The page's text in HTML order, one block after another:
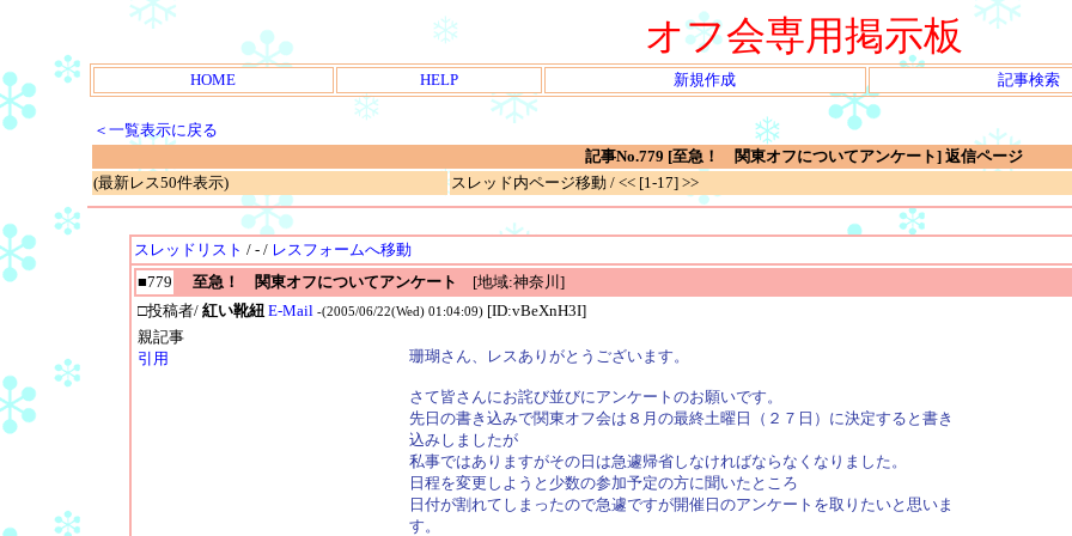
オフ会専用掲示板
HOME HELP 新規作成 記事検索
＜一覧表示に戻る
記事No.779 [至急！ 関東オフについてアンケート] 返信ページ
(最新レス50件表示)
スレッド内ページ移動 / << [1-17] >>
スレッドリスト / - / レスフォームへ移動
■779
至急！ 関東オフについてアンケート
[地域:神奈川]
□投稿者/ 紅い靴紐 E-Mail -(2005/06/22(Wed) 01:04:09) [ID:vBeXnH3I]
親記事
引用
珊瑚さん、レスありがとうございます。
さて皆さんにお詫び並びにアンケートのお願いです。
先日の書き込みで関東オフ会は８月の最終土曜日（２７日）に決定すると書き
込みしましたが
私事ではありますがその日は急遽帰省しなければならなくなりました。
日程を変更しようと少数の参加予定の方に聞いたところ
日付が割れてしまったので急遽ですが開催日のアンケートを取りたいと思いま
す。